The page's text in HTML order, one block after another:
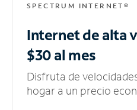
SPECTRUM INTERNET®
Internet de alta
$30 al mes
Disfruta de
hogar a un precio